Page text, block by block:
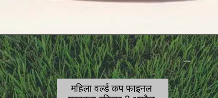
महिला वर्ल्ड कप फाइनल